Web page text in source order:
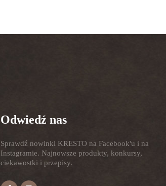
Odwiedź nas
Sprawdź nowinki KRESTO na Facebook'u i na
Instagramie. Najnowsze produkty, konkursy,
ciekawostki i przepisy.